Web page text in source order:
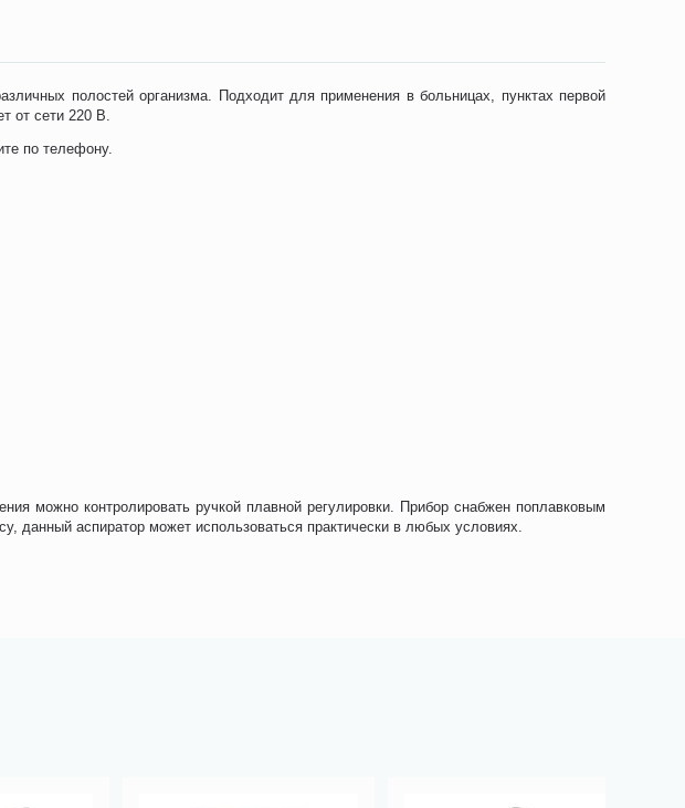
полостей организма. Подходит для применения в больницах, пунктах первой
от сети 220 В.
по телефону.
можно контролировать ручкой плавной регулировки. Прибор снабжен поплавковым
данный аспиратор может использоваться практически в любых условиях.